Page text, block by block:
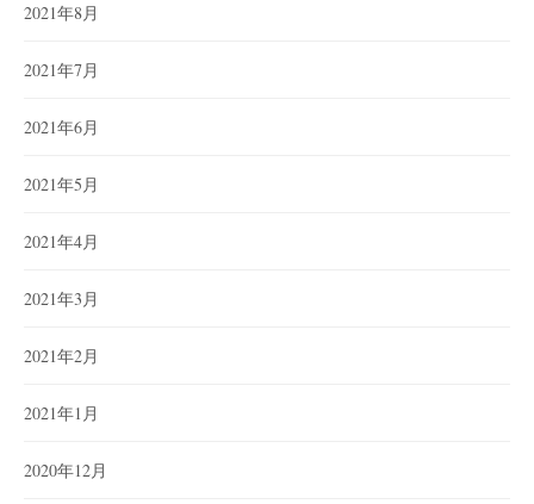
2021年8月
2021年7月
2021年6月
2021年5月
2021年4月
2021年3月
2021年2月
2021年1月
2020年12月